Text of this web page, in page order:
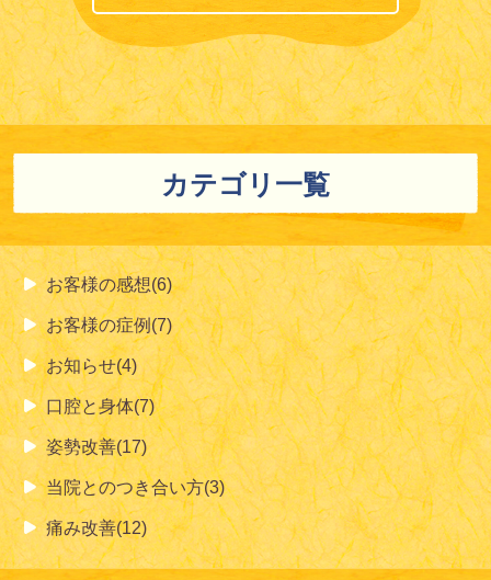
カテゴリ一覧
お客様の感想(6)
お客様の症例(7)
お知らせ(4)
口腔と身体(7)
姿勢改善(17)
当院とのつき合い方(3)
痛み改善(12)